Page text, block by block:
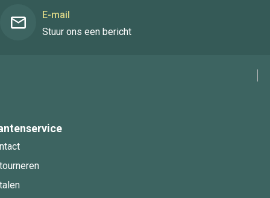
E-mail
Stuur ons een bericht